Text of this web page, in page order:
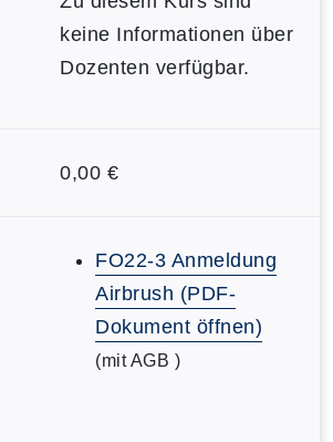
keine Informationen über
Dozenten verfügbar.
0,00 €
FO22-3 Anmeldung
Airbrush (PDF-
Dokument öffnen)
(mit AGB )